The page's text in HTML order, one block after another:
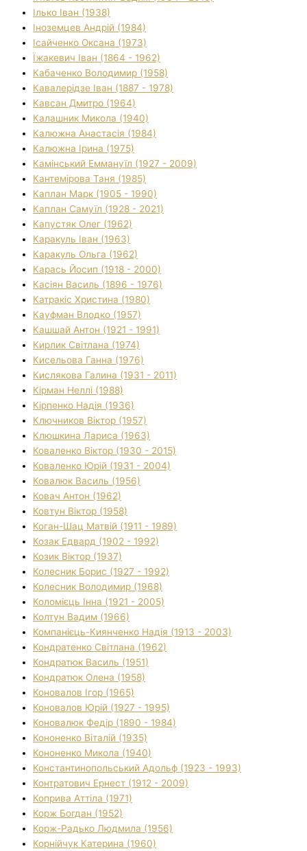
Ілько Іван (1938)
Іноземцев Андрій (1984)
Ісайченко Оксана (1973)
Їжакевич Іван (1864 - 1962)
Кабаченко Володимир (1958)
Кавалерідзе Іван (1887 - 1978)
Кавсан Дмитро (1964)
Калашник Микола (1940)
Калюжна Анастасія (1984)
Калюжна Ірина (1975)
Камінський Еммануїл (1927 - 2009)
Кантемірова Таня (1985)
Каплан Марк (1905 - 1990)
Каплан Самуїл (1928 - 2021)
Капустяк Олег (1962)
Каракуль Іван (1963)
Каракуль Ольга (1962)
Карась Йосип (1918 - 2000)
Касіян Василь (1896 - 1976)
Катракіс Христина (1980)
Кауфман Влодко (1957)
Кашшай Антон (1921 - 1991)
Кирлик Світлана (1974)
Кисельова Ганна (1976)
Кислякова Галина (1931 - 2011)
Кірман Неллі (1988)
Кірпенко Надія (1936)
Ключников Віктор (1957)
Клюшкина Лариса (1963)
Коваленко Віктор (1930 - 2015)
Коваленко Юрій (1931 - 2004)
Ковалюк Василь (1956)
Ковач Антон (1962)
Ковтун Віктор (1958)
Коган-Шац Матвій (1911 - 1989)
Козак Едвард (1902 - 1992)
Козик Віктор (1937)
Колесник Борис (1927 - 1992)
Колесник Володимир (1968)
Коломієць Інна (1921 - 2005)
Колтун Вадим (1966)
Компанієць-Киянченко Надія (1913 - 2003)
Кондратенко Світлана (1962)
Кондратюк Василь (1951)
Кондратюк Олена (1958)
Коновалов Ігор (1965)
Коновалов Юрій (1927 - 1995)
Коновалюк Федір (1890 - 1984)
Кононенко Віталій (1935)
Кононенко Микола (1940)
Константинопольський Адольф (1923 - 1993)
Контратович Ернест (1912 - 2009)
Коприва Аттіла (1971)
Корж Богдан (1952)
Корж-Радько Людмила (1956)
Корнійчук Катерина (1960)